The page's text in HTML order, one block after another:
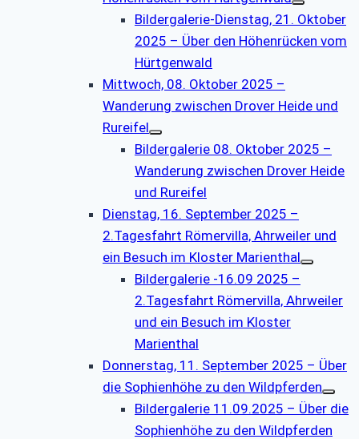
Bildergalerie-Dienstag, 21. Oktober
2025 – Über den Höhenrücken vom
Hürtgenwald
Mittwoch, 08. Oktober 2025 –
Wanderung zwischen Drover Heide und
Rureifel
Bildergalerie 08. Oktober 2025 –
Wanderung zwischen Drover Heide
und Rureifel
Dienstag, 16. September 2025 –
2.Tagesfahrt Römervilla, Ahrweiler und
ein Besuch im Kloster Marienthal
Bildergalerie -16.09 2025 –
2.Tagesfahrt Römervilla, Ahrweiler
und ein Besuch im Kloster
Marienthal
Donnerstag, 11. September 2025 – Über
die Sophienhöhe zu den Wildpferden
Bildergalerie 11.09.2025 – Über die
Sophienhöhe zu den Wildpferden